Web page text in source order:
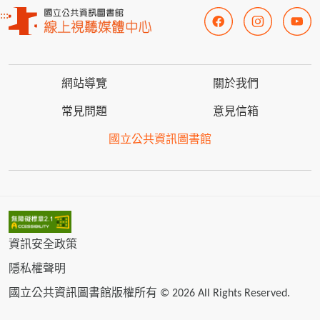
:::
網站導覽 關於我們
常見問題 意見信箱
國立公共資訊圖書館
資訊安全政策
隱私權聲明
國立公共資訊圖書館版權所有 © 2026 All Rights Reserved.